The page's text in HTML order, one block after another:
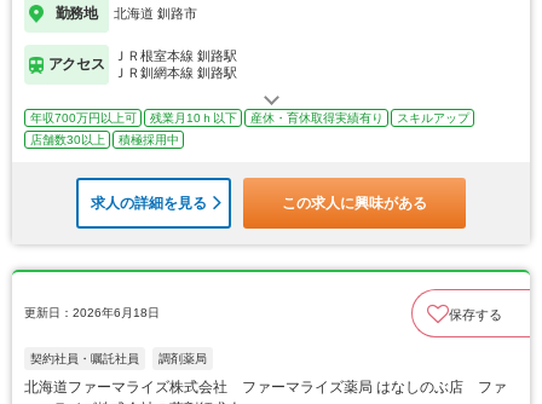
勤務地 北海道 釧路市
アクセス
ＪＲ根室本線 釧路駅
ＪＲ釧網本線 釧路駅
年収700万円以上可 残業月10ｈ以下 産休・育休取得実績有り
スキルアップ
店舗数30以上
積極採用中
求人の詳細を見る この求人に興味がある
更新日：2026年6月18日 保存する
契約社員・嘱託社員 調剤薬局
北海道ファーマライズ株式会社 ファーマライズ薬局 はなしのぶ店 ファ